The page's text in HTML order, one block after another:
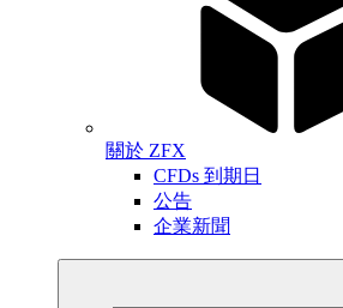
關於 ZFX
CFDs 到期日
公告
企業新聞